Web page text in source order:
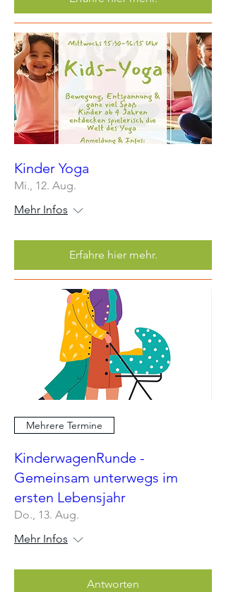
Kinder Yoga
Mi., 12. Aug.
Mehr Infos
Erfahre hier mehr.
Mehrere Termine
KinderwagenRunde -
Gemeinsam unterwegs im
ersten Lebensjahr
Do., 13. Aug.
Mehr Infos
Antworten